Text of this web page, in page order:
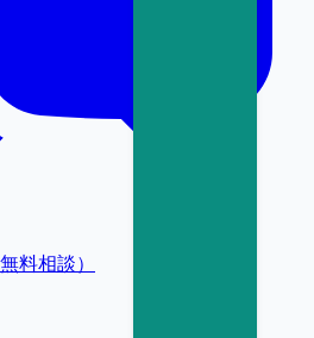
料相談）